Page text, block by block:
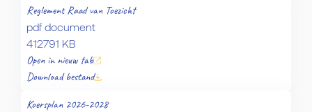
Reglement Raad van Toezicht
pdf document
412791 KB
Open in nieuw tab
Download bestand
Koersplan 2026-2028